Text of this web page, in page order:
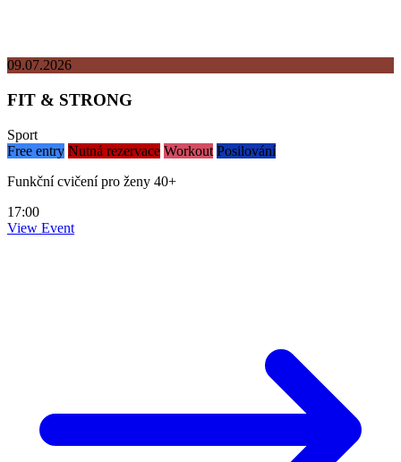
09.07.2026
FIT & STRONG
Sport
Free entry Nutná rezervace Workout Posilování
Funkční cvičení pro ženy 40+
17:00
View Event